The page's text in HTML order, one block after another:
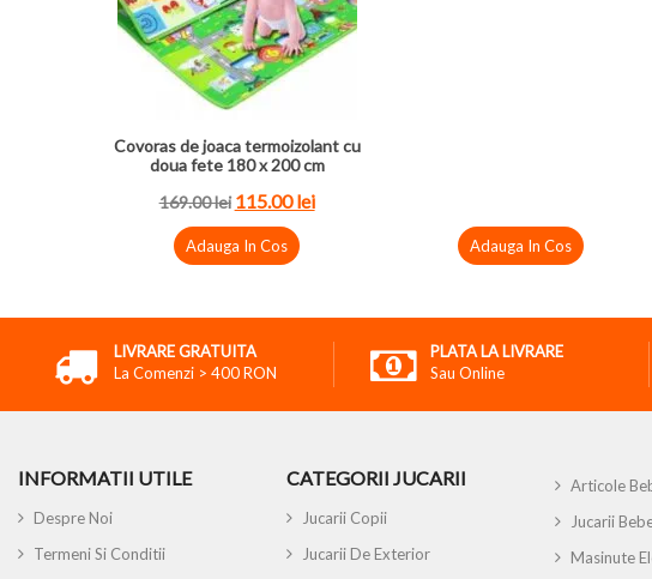
Covoras de joaca termoizolant cu
doua fete 180 x 200 cm
169.00 lei 115.00 lei
Adauga In Cos Adauga In Cos
LIVRARE GRATUITA
La Comenzi > 400 RON
PLATA LA LIVRARE
Sau Online
INFORMATII UTILE
Despre Noi
Termeni Si Conditii
CATEGORII JUCARII
Jucarii Copii
Jucarii De Exterior
Articole
Jucarii
Masinute